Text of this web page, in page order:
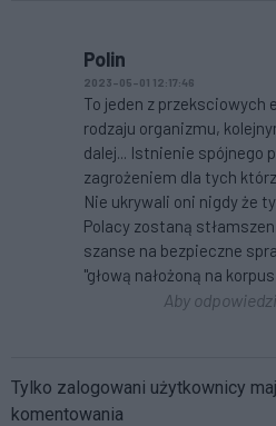
Polin
2023-05-01 12:17:46
To jeden z przeksciowych
rodzaju organizmu,
dalej... Istnienie spójnego
zagrożeniem dla tych
Nie ukrywali oni nigdy że
Polacy zostaną
szanse na bezpieczne
"głową nałożoną na
Aby
Tylko zalogowani użytkownicy
komentowania